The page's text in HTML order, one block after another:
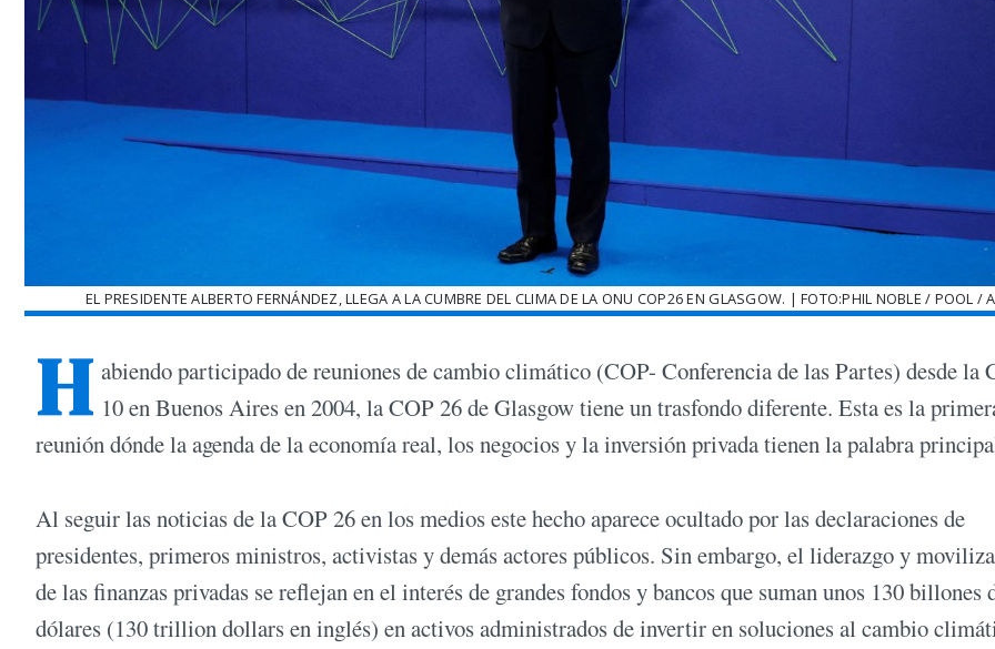
EL PRESIDENTE ALBERTO FERNÁNDEZ, LLEGA A LA CUMBRE DEL CLIMA DE LA ONU COP26 EN GLASGOW. | FOTO:PHIL NOBLE / POOL /
H abiendo participado de reuniones de cambio climático (COP- Conferencia de las Partes) desde la
10 en Buenos Aires en 2004, la COP 26 de Glasgow tiene un trasfondo diferente. Esta es la
reunión dónde la agenda de la economía real, los negocios y la inversión privada tienen la palabra
Al seguir las noticias de la COP 26 en los medios este hecho aparece ocultado por las declaraciones de
presidentes, primeros ministros, activistas y demás actores públicos. Sin embargo, el liderazgo y
de las finanzas privadas se reflejan en el interés de grandes fondos y bancos que suman unos 130 billones
dólares (130 trillion dollars en inglés) en activos administrados de invertir en soluciones al cambio